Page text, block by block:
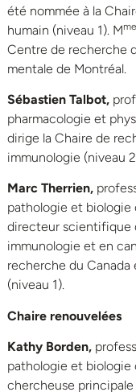
été nommée à la
humain (niveau 1). Mme
Centre de recherche
mentale de Montréal.
Sébastien Talbot,
pharmacologie et
dirige la Chaire de
immunologie (niveau
Marc Therrien,
pathologie et biologie
directeur scientifique
immunologie et en
recherche du Canada
(niveau 1).
Chaire renouvelées
Kathy Borden,
pathologie et biologie
chercheuse